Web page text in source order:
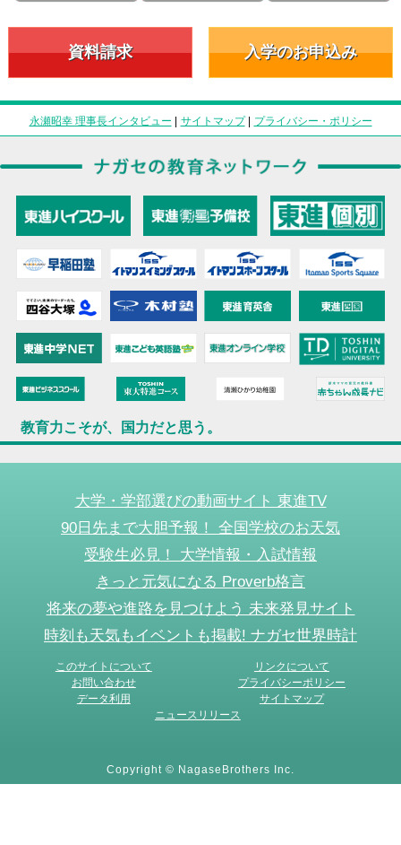
資料請求 入学のお申込み
永瀬昭幸 理事長インタビュー | サイトマップ| プライバシー・ポリシー
教育力こそが、国力だと思う。
大学・学部選びの動画サイト 東進TV
90日先まで大胆予報！ 全国学校のお天気
受験生必見！ 大学情報・入試情報
きっと元気になる Proverb格言
将来の夢や進路を見つけよう 未来発見サイト
時刻も天気もイベントも掲載! ナガセ世界時計
このサイトについて
リンクについて
お問い合わせ
プライバシーポリシー
データ利用
サイトマップ
ニュースリリース
Copyright © NagaseBrothers Inc.